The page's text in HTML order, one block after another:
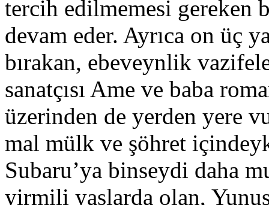
tercih edilmemesi gereken
devam eder. Ayrıca on üç
bırakan, ebeveynlik
sanatçısı Ame ve baba
üzerinden de yerden yere
mal mülk ve şöhret
Subaru’ya binseydi daha
yirmili yaşlarda olan,